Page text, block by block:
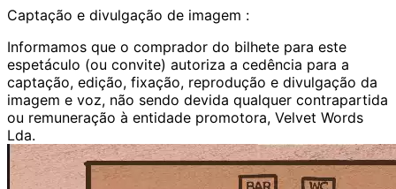
Captação e divulgação de imagem :
Informamos que o comprador do bilhete para este
espetáculo (ou convite) autoriza a cedência para a
captação, edição, fixação, reprodução e divulgação da
imagem e voz, não sendo devida qualquer contrapartida
ou remuneração à entidade promotora, Velvet Words
Lda.